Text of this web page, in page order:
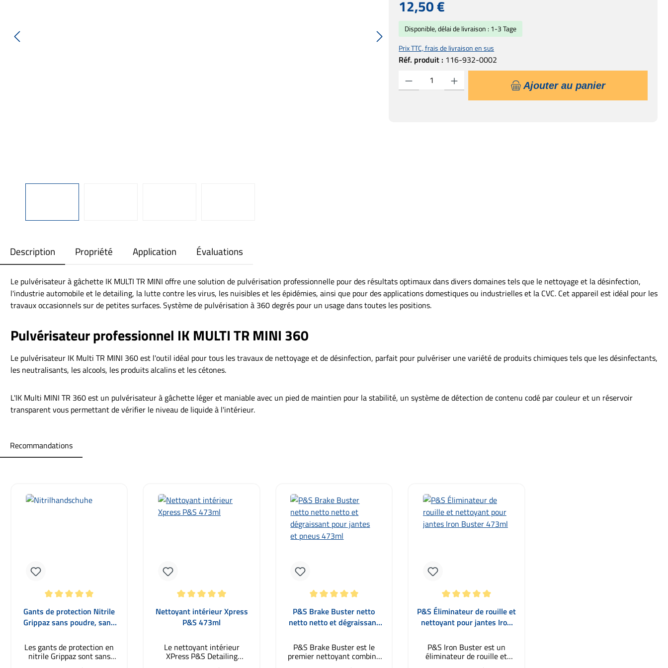
12,50 €
Prix TTC, frais de livraison en sus
Réf. produit : 116-932-0002
Disponible, délai de livraison : 1-3 Tage
Quantité de produit : Entrez la quantité souhaitée ou utilisez les boutons pour augmenter ou
Ajouter au panier
Description Propriété Application Évaluations
Le pulvérisateur à gâchette IK MULTI TR MINI offre une solution de pulvérisation professionnelle pour des résultats optimaux dans divers domaines tels que le nettoyage et la désinfection,
l'industrie automobile et le detailing, la lutte contre les virus, les nuisibles et les épidémies, ainsi que pour des applications domestiques ou industrielles et la CVC. Cet appareil est idéal pour les
travaux occasionnels sur de petites surfaces. Système de pulvérisation à 360 degrés pour un usage dans toutes les positions.
Pulvérisateur professionnel IK MULTI TR MINI 360
Le pulvérisateur IK Multi TR MINI 360 est l'outil idéal pour tous les travaux de nettoyage et de désinfection, parfait pour pulvériser une variété de produits chimiques tels que les désinfectants,
les neutralisants, les alcools, les produits alcalins et les cétones.
L'IK Multi MINI TR 360 est un pulvérisateur à gâchette léger et maniable avec un pied de maintien pour la stabilité, un système de détection de contenu codé par couleur et un réservoir
transparent vous permettant de vérifier le niveau de liquide à l'intérieur.
Recommandations
Note moyenne de 5 sur 5 étoiles
Gants de protection Nitrile
Grippaz sans poudre, sans
Les gants de protection en
nitrile Grippaz sont sans
poudre, sans silicone et sans
Note moyenne de 5 sur 5 étoiles
Nettoyant intérieur Xpress
P&S 473ml
Le nettoyant intérieur
XPress P&S Detailing
Products est devenu en un
Note moyenne de 5 sur 5 étoiles
P&S Brake Buster netto
netto netto et dégraissant
P&S Brake Buster est le
premier nettoyant combiné
pour jantes et pneus. Brake
Note moyenne de 5 sur 5 étoiles
P&S Éliminateur de rouille et
nettoyant pour jantes Iron
P&S Iron Buster est un
éliminateur de rouille et
nettoyant pour jantes